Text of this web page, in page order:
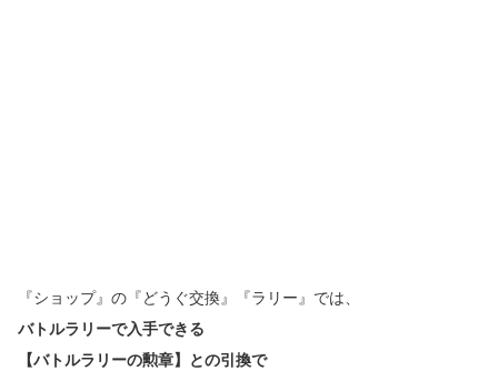
『ショップ』の『どうぐ交換』『ラリー』では、
バトルラリーで入手できる
【バトルラリーの勲章】との引換で